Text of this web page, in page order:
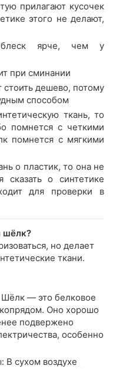
прилагают кусочек
этого не делают,
блеск ярче, чем у
при сминании
дешево, потому
способом
ткань, то
помнется с четкими
помнется с мягкими
о пластик, то она не
сказать о синтетике
для проверки в
шёлк?
но делает
ткани.
— это белковое
Оно хорошо
подвержено
особенно
сухом воздухе